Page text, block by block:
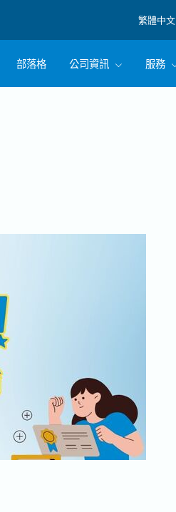
繁體中文
English
日本語
部落格 公司資訊 服務